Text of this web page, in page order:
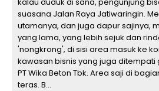
suasana Jalan Raya Jatiwaringin.
utamanya, dan juga dapur sajinya,
yang lama, yang lebih sejuk dan
'nongkrong', di sisi area masuk ke
kawasan bisnis yang juga
PT Wika Beton Tbk. Area saji di
teras. B...